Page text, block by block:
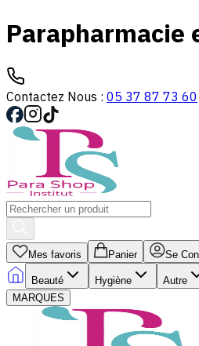
Parapharmacie
Contactez Nous : 05 37 87 73 60
Mes favoris Panier Se
Beauté Hygiène Autre
MARQUES